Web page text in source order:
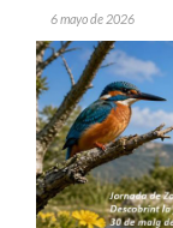
6 mayo de 2026